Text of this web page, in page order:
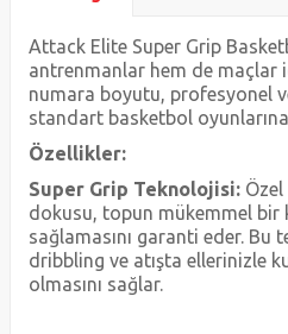
Attack Elite Super Grip
antrenmanlar hem de maçlar
numara boyutu, profesyonel
standart basketbol
Özellikler:
Super Grip Teknolojisi:Özel
dokusu, topun mükemmel bir
sağlamasını garanti eder. Bu
dribbling ve atışta ellerinizle
olmasını sağlar.